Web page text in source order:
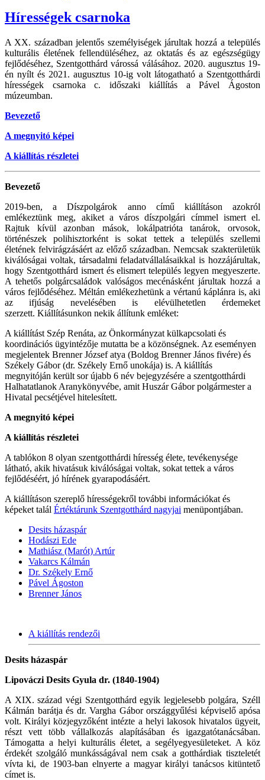
Hírességek csarnoka
A XX. században jelentős személyiségek járultak hozzá a település
kulturális életének fellendüléséhez, az oktatás és az egészségügy
fejlődéséhez, Szentgotthárd várossá válásához. 2020. augusztus 19-
én nyílt és 2021. augusztus 10-ig volt látogatható a Szentgotthárdi
hírességek csarnoka c. időszaki kiállítás a Pável Ágoston
múzeumban.
Bevezető
A megnyitó képei
A kiállítás részletei
Bevezető
2019-ben, a Díszpolgárok anno című kiállításon azokról
emlékeztünk meg, akiket a város díszpolgári címmel ismert el.
Rajtuk kívül azonban mások, lokálpatrióta tanárok, orvosok,
történészek polihisztorként is sokat tettek a település szellemi
életének felvirágzásáért az előző században. Nemcsak szakterületük
kiválóságai voltak, társadalmi feladatvállalásaikkal is hozzájárultak,
hogy Szentgotthárd ismert és elismert település legyen megyeszerte.
A tehetős polgárcsaládok valóságos mecénásként járultak hozzá a
város fejlődéséhez. Méltán emlékezhetünk a vértanú káplánra is, aki
az ifjúság nevelésében is elévülhetetlen érdemeket
szerzett. Kiállításunkon nekik állítunk emléket:
A kiállítást Szép Renáta, az Önkormányzat külkapcsolati és
koordinációs ügyintézője mutatta be a közönségnek. Az eseményen
megjelentek Brenner József atya (Boldog Brenner János fivére) és
Székely Gábor (dr. Székely Ernő unokája) is. A kiállítás
megnyitóján került sor újabb 6 név bejegyzésére a szentgotthárdi
Halhatatlanok Aranykönyvébe, amit Huszár Gábor polgármester a
Hivatal pecsétjével hitelesített.
A megnyitó képei
A kiállítás részletei
A tablókon 8 olyan szentgotthárdi híresség élete, tevékenysége
látható, akik hivatásuk kiválóságai voltak, sokat tettek a város
fejlődéséért, jó hírének gyarapodásáért.
A kiállításon szereplő hírességekről további információkat és
képeket talál Értéktárunk Szentgotthárd nagyjai menüpontjában.
Desits házaspár
Hodászi Ede
Mathiász (Marót) Artúr
Vakarcs Kálmán
Dr. Székely Ernő
Pável Ágoston
Brenner János
A kiállítás rendezői
Desits házaspár
Lipováczi Desits Gyula dr. (1840-1904)
A XIX. század végi Szentgotthárd egyik legjelesebb polgára, Széll
Kálmán barátja és dr. Vargha Gábor országgyűlési képviselő apósa
volt. Királyi közjegyzőként intézte a helyi lakosok hivatalos ügyeit,
részt vett több vállalkozás alapításában és igazgatótanácsában.
Támogatta a helyi kulturális életet, a segélyegyesületeket. A köz
érdekét szolgáló munkásságával nem csak a gotthárdiak tiszteletét
vívta ki, de 1903-ban elnyerte a magyar királyi tanácsos kitüntető
címet is.